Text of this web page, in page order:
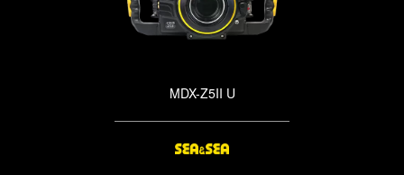
MDX-Z5II U